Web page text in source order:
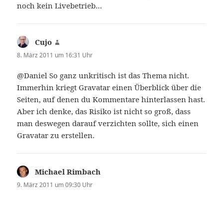
noch kein Livebetrieb…
Cujo
8. März 2011 um 16:31 Uhr
@Daniel So ganz unkritisch ist das Thema nicht.
Immerhin kriegt Gravatar einen Überblick über die
Seiten, auf denen du Kommentare hinterlassen hast.
Aber ich denke, das Risiko ist nicht so groß, dass
man deswegen darauf verzichten sollte, sich einen
Gravatar zu erstellen.
Michael Rimbach
9. März 2011 um 09:30 Uhr